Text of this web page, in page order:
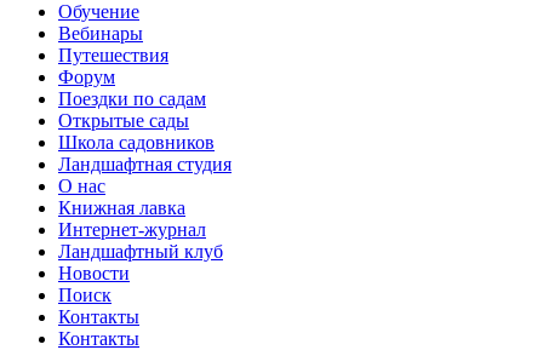
Обучение
Вебинары
Путешествия
Форум
Поездки по садам
Открытые сады
Школа садовников
Ландшафтная студия
О нас
Книжная лавка
Интернет-журнал
Ландшафтный клуб
Новости
Поиск
Контакты
Контакты